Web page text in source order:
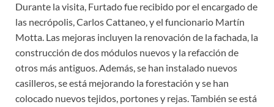
Durante la visita, Furtado fue recibido por el encargado de
las necrópolis, Carlos Cattaneo, y el funcionario Martín
Motta. Las mejoras incluyen la renovación de la fachada, la
construcción de dos módulos nuevos y la refacción de
otros más antiguos. Además, se han instalado nuevos
casilleros, se está mejorando la forestación y se han
colocado nuevos tejidos, portones y rejas. También se está